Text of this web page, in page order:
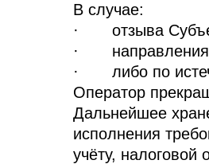
В случае:
· отзыва
· направления
· либо по
Оператор
Дальнейшее
исполнения
учёту,